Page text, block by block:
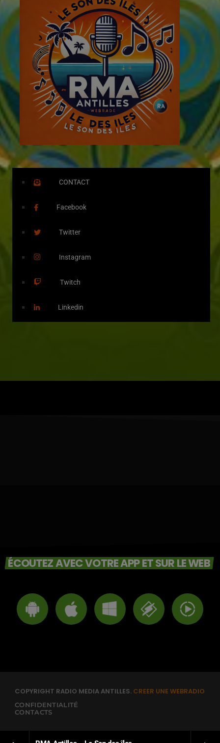
CONTACT
Facebook
Twitter
Instagram
Twitch
Linkedin
ÉCOUTEZ AVEC VOTRE APP ET SUR LE WEB
COPYRIGHT RADIO MEDIA ANTILLES. CREER UNE WEBRADIO
CONFIDENTIALITÉ
CONTACTS